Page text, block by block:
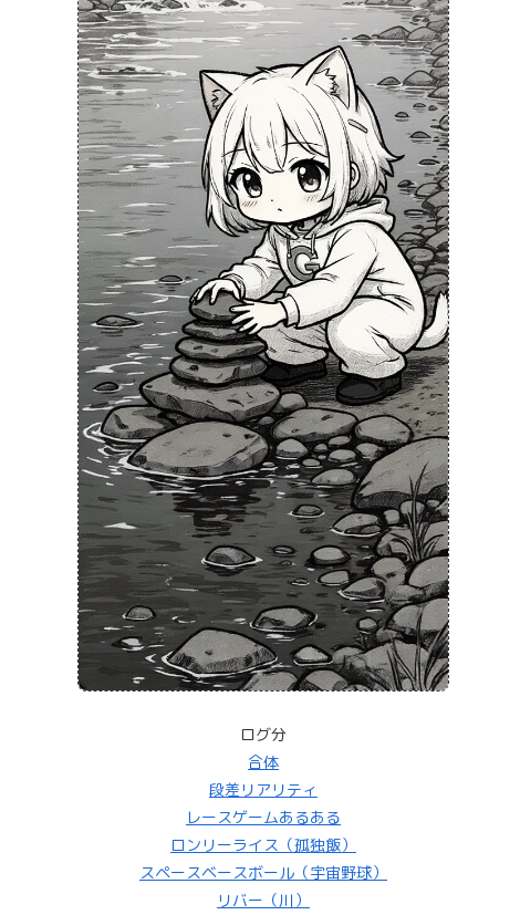
ログ分
合体
段差リアリティ
レースゲームあるある
ロンリーライス（孤独飯）
スペースベースボール（宇宙野球）
リバー（川）